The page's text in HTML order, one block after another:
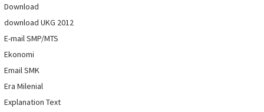
Download
download UKG 2012
E-mail SMP/MTS
Ekonomi
Email SMK
Era Milenial
Explanation Text